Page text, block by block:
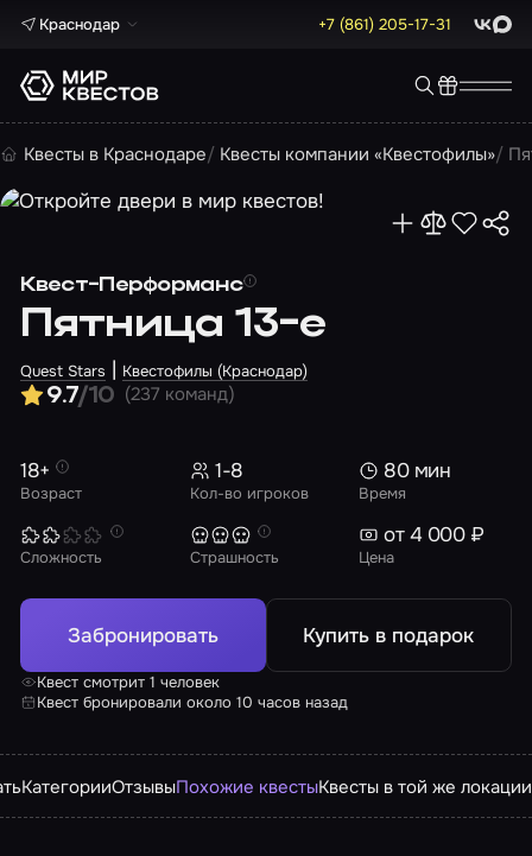
Краснодар +7 (861) 205-17-31 Max
Квесты в Краснодаре Квесты компании «Квестофилы»
Квест-Перформанс
Пятница 13-е
Quest Stars | Квестофилы (Краснодар)
9.7/10 (237 команд)
Возраст
18+
Кол-во игроков
1-8
Время
80 мин
Сложность Страшность Цена
от 4 000 ₽
Забронировать Купить в подарок
Квест смотрит 1 человек
Квест бронировали около 10 часов назад
КатегорииОтзывыПохожие квестыКвесты в той же локации